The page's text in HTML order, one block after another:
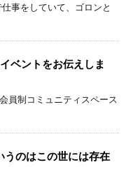
事をしていて、ゴロンと
ベントをお伝えしま
員制コミュニティスペース
うのはこの世には存在